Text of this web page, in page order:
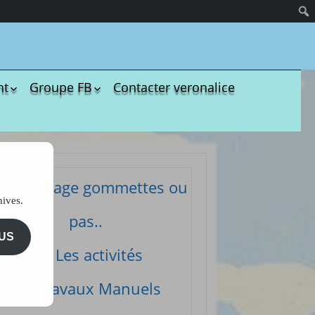
et
Enfants à
Groupe FB
Groupe de bricolage
Ukulélé Comptines
d’aménagement
pour les assmats
Pinterest chez
Contacter veronalice
Coloriage gommettes ou
pas..
Les activités
Travaux Manuels